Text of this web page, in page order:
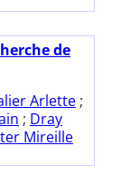
de
Arlette ;
; Dray
Mireille